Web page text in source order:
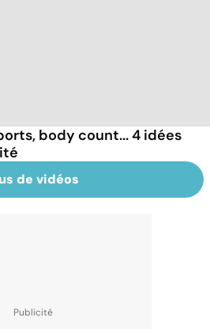
body count... 4 idées
de vidéos